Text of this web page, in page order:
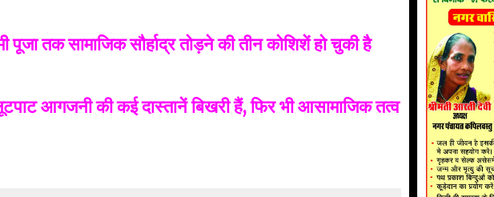
तक सामाजिक सौर्हाद्र तोड़ने की तीन कोशिशें हो चुकी है
आगजनी की कई दास्तानें बिखरी हैं, फिर भी आसामाजिक तत्व